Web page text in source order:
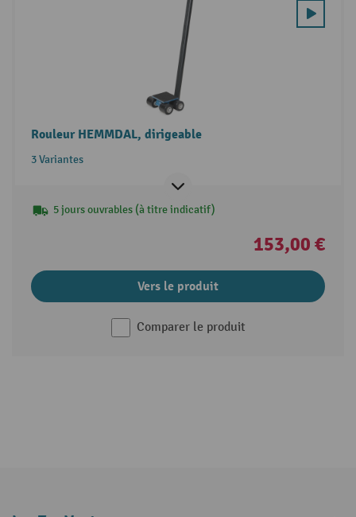
Rouleur HEMMDAL, dirigeable
3 Variantes
5 jours ouvrables (à titre indicatif)
153,00 €
Vers le produit
Comparer le produit